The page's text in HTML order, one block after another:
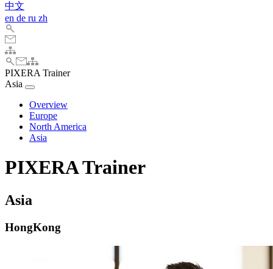
中文
en de ru zh
PIXERA Trainer
Asia
Overview
Europe
North America
Asia
PIXERA Trainer
Asia
HongKong